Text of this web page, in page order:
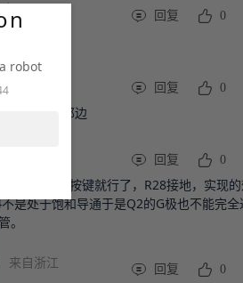
回复 0
回复 0
在mos管那边
回复 0
USB_5V接按键就行了，R28接地，实现
是处于饱和导通于是Q2的G极也不能完全
。
来自浙江 回复 0
robot